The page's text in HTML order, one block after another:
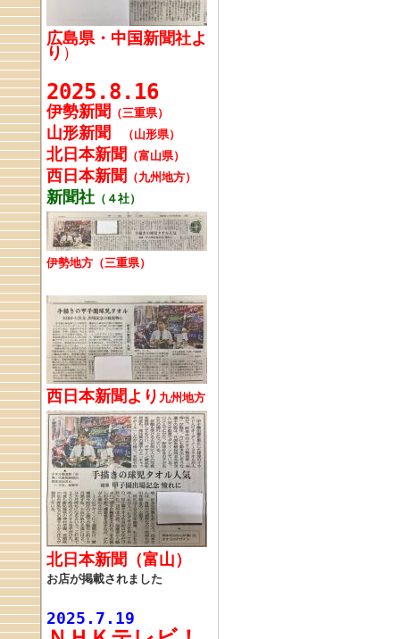
広島県・中国新聞社よ
り ）
2025.8.16
伊勢新聞 （三重県）
山形新聞 （山形県）
北日本新聞 （富山県）
西日本新聞 （九州地方）
新聞社（４社）
伊勢地方（三重県）
西日本新聞より 九州地方
北日本新聞（富山）
お店が掲載されました
2025.7.19